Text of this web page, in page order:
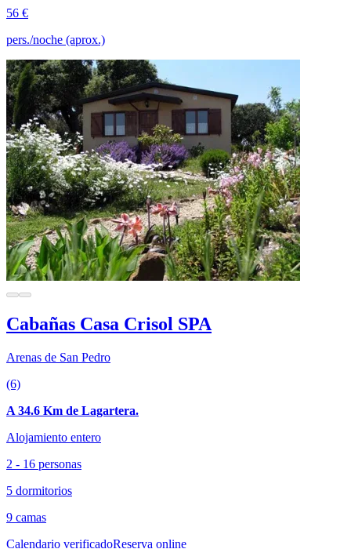
56 €
pers./noche (aprox.)
Cabañas Casa Crisol SPA
Arenas de San Pedro
(6)
A 34.6 Km de Lagartera.
Alojamiento entero
2 - 16 personas
5 dormitorios
9 camas
Calendario verificadoReserva online